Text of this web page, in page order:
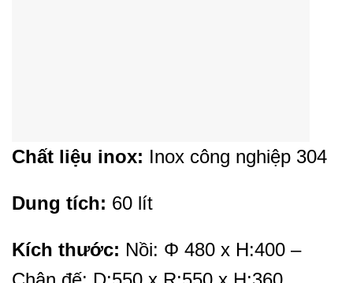
Chất liệu inox: Inox công nghiệp 304
Dung tích: 60 lít
Kích thước: Nồi: Φ 480 x H:400 –